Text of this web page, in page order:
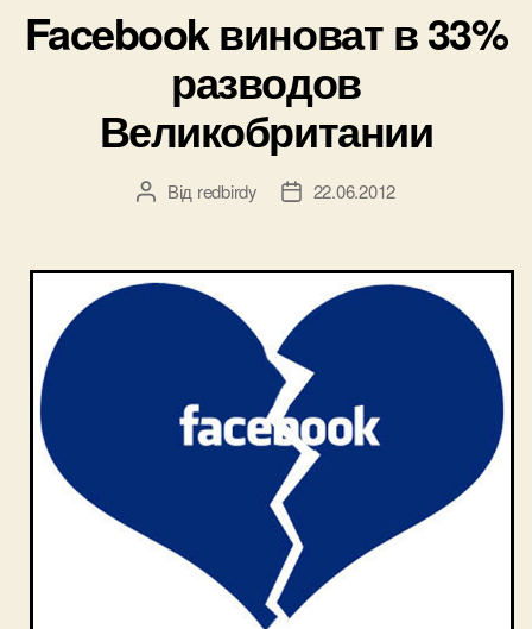
Facebook виноват в 33%
разводов
Великобритании
Автор
Від redbirdy
Дата22.06.2012